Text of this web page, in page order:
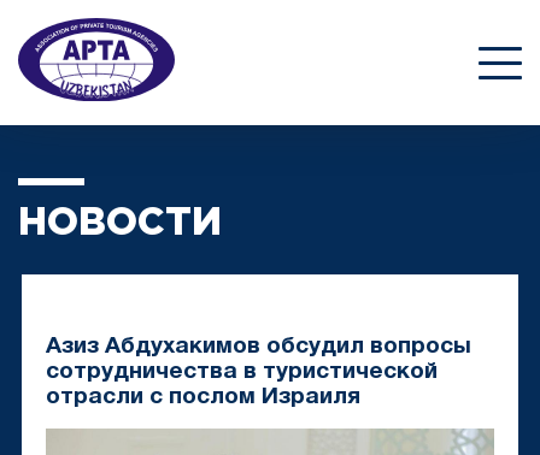
НОВОСТИ
Азиз Абдухакимов обсудил вопросы
сотрудничества в туристической
отрасли с послом Израиля